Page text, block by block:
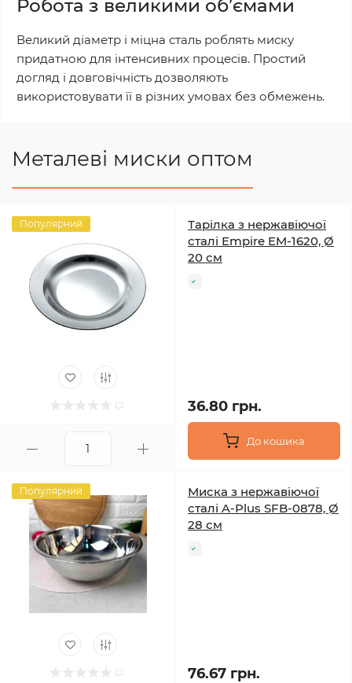
Робота з великими об’ємами
Великий діаметр і міцна сталь роблять миску
придатною для інтенсивних процесів. Простий
догляд і довговічність дозволяють
використовувати її в різних умовах без обмежень.
Металеві миски оптом
Популярний
Тарілка з нержавіючої
сталі Empire EM-1620, Ø
20 см
36.80 грн.
До кошика
Популярний
Миска з нержавіючої
сталі A-Plus SFB-0878, Ø
28 см
76.67 грн.